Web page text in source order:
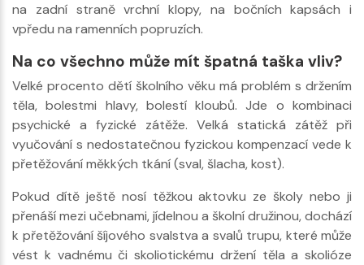
na zadní straně vrchní klopy, na bočních kapsách i
vpředu na ramenních popruzích.
Na co všechno může mít špatná taška vliv?
Velké procento dětí školního věku má problém s držením
těla, bolestmi hlavy, bolestí kloubů. Jde o kombinaci
psychické a fyzické zátěže. Velká statická zátěž při
vyučování s nedostatečnou fyzickou kompenzací vede k
přetěžování měkkých tkání (sval, šlacha, kost).
Pokud dítě ještě nosí těžkou aktovku ze školy nebo ji
přenáší mezi učebnami, jídelnou a školní družinou, dochází
k přetěžování šíjového svalstva a svalů trupu, které může
vést k vadnému či skoliotickému držení těla a skolióze